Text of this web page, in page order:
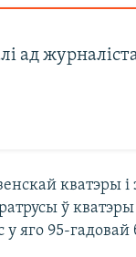
ад
кватэры і
ў
яго 95-гадовай